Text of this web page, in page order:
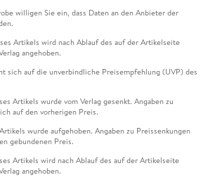
willigen Sie ein, dass Daten an den Anbieter der
Artikels wird nach Ablauf des auf der Artikelseite
angehoben.
sich auf die unverbindliche Preisempfehlung (UVP) des
Artikels wurde vom Verlag gesenkt. Angaben zu
auf den vorherigen Preis.
wurde aufgehoben. Angaben zu Preissenkungen
gebundenen Preis.
Artikels wird nach Ablauf des auf der Artikelseite
angehoben.